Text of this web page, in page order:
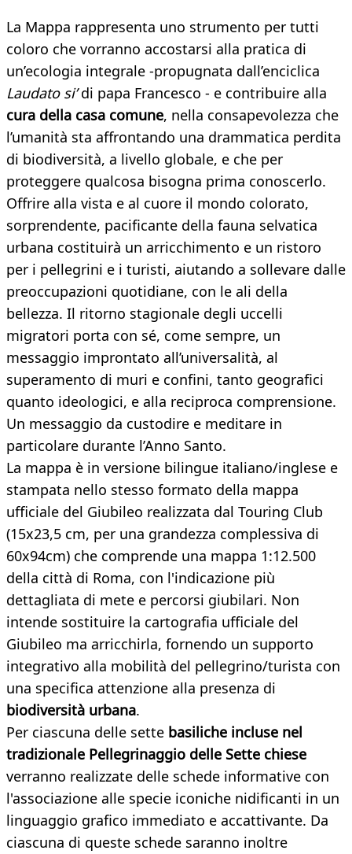
La Mappa rappresenta uno strumento per tutti
coloro che vorranno accostarsi alla pratica di
un’ecologia integrale -propugnata dall’enciclica
Laudato si’di papa Francesco - e contribuire alla
cura della casa comune, nella consapevolezza che
l’umanità sta affrontando una drammatica perdita
di biodiversità, a livello globale, e che per
proteggere qualcosa bisogna prima conoscerlo.
Offrire alla vista e al cuore il mondo colorato,
sorprendente, pacificante della fauna selvatica
urbana costituirà un arricchimento e un ristoro
per i pellegrini e i turisti, aiutando a sollevare dalle
preoccupazioni quotidiane, con le ali della
bellezza. Il ritorno stagionale degli uccelli
migratori porta con sé, come sempre, un
messaggio improntato all’universalità, al
superamento di muri e confini, tanto geografici
quanto ideologici, e alla reciproca comprensione.
Un messaggio da custodire e meditare in
particolare durante l’Anno Santo.
La mappa è in versione bilingue italiano/inglese e
stampata nello stesso formato della mappa
ufficiale del Giubileo realizzata dal Touring Club
(15x23,5 cm, per una grandezza complessiva di
60x94cm) che comprende una mappa 1:12.500
della città di Roma, con l'indicazione più
dettagliata di mete e percorsi giubilari. Non
intende sostituire la cartografia ufficiale del
Giubileo ma arricchirla, fornendo un supporto
integrativo alla mobilità del pellegrino/turista con
una specifica attenzione alla presenza di
biodiversità urbana.
Per ciascuna delle sette basiliche incluse nel
tradizionale Pellegrinaggio delle Sette chiese
verranno realizzate delle schede informative con
l'associazione alle specie iconiche nidificanti in un
linguaggio grafico immediato e accattivante. Da
ciascuna di queste schede saranno inoltre